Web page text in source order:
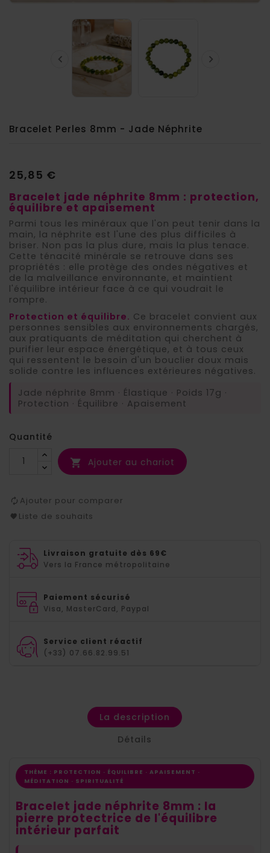
 
Bracelet Perles 8mm - Jade Néphrite
25,85 €
Bracelet jade néphrite 8mm : protection,
équilibre et apaisement
Parmi tous les minéraux que l'on peut tenir dans la
main, la néphrite est l'une des plus difficiles à
briser. Non pas la plus dure, mais la plus tenace.
Cette ténacité minérale se retrouve dans ses
propriétés : elle protège des ondes négatives et
de la malveillance environnante, et maintient
l'équilibre intérieur face à ce qui voudrait le
rompre.
Protection et équilibre. Ce bracelet convient aux
personnes sensibles aux environnements chargés,
aux pratiquants de méditation qui cherchent à
purifier leur espace énergétique, et à tous ceux
qui ressentent le besoin d'un bouclier doux mais
solide contre les influences extérieures négatives.
Jade néphrite 8mm · Élastique · Poids 17g ·
Protection · Équilibre · Apaisement
Quantité
 Ajouter au chariot
Ajouter pour comparer
Liste de souhaits
Livraison gratuite dès 69€
Vers la France métropolitaine
Paiement sécurisé
Visa, MasterCard, Paypal
Service client réactif
(+33) 07.66.82.99.51
La description
Détails
THÈME : PROTECTION · ÉQUILIBRE · APAISEMENT ·
MÉDITATION · SPIRITUALITÉ
Bracelet jade néphrite 8mm : la
pierre protectrice de l'équilibre
intérieur parfait